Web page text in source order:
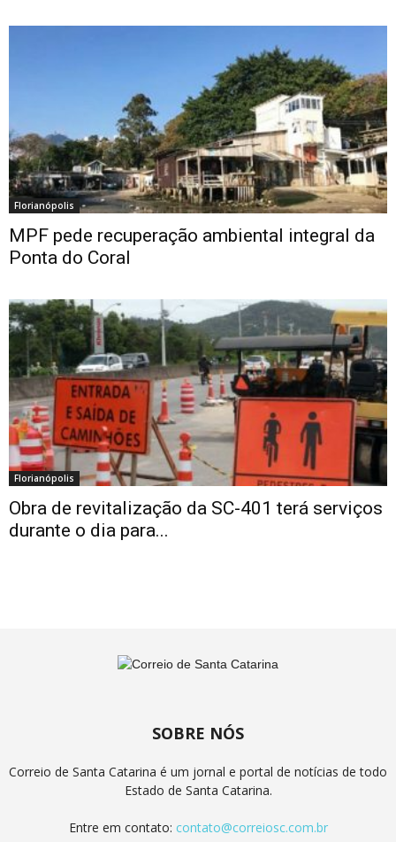
Florianópolis
MPF pede recuperação ambiental integral da
Ponta do Coral
Florianópolis
Obra de revitalização da SC-401 terá serviços
durante o dia para...
SOBRE NÓS
Correio de Santa Catarina é um jornal e portal de notícias de todo
Estado de Santa Catarina.
Entre em contato: contato@correiosc.com.br